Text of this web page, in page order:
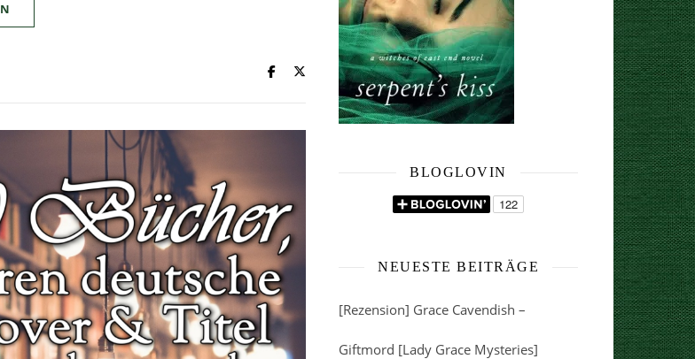
BLOGLOVIN
NEUESTE BEITRÄGE
[Rezension] Grace Cavendish –
Giftmord [Lady Grace Mysteries]